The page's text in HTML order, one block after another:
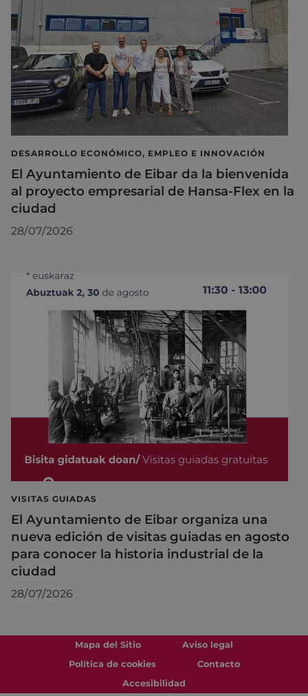
DESARROLLO ECONÓMICO, EMPLEO E INNOVACIÓN
El Ayuntamiento de Eibar da la bienvenida
al proyecto empresarial de Hansa-Flex en la
ciudad
28/07/2026
VISITAS GUIADAS
El Ayuntamiento de Eibar organiza una
nueva edición de visitas guiadas en agosto
para conocer la historia industrial de la
ciudad
28/07/2026
Mapa del Sitio
Aviso legal
Política de cookies
Contacto
Accesibilidad